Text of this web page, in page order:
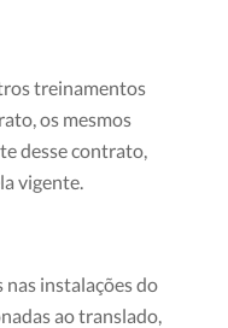
treinamentos
os mesmos
desse contrato,
vigente.
instalações do
ao translado,